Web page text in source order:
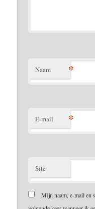
Naam *
E-mail *
Site
Mijn naam, e-mail en